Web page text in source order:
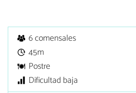
6 comensales
45m
Postre
Dificultad baja